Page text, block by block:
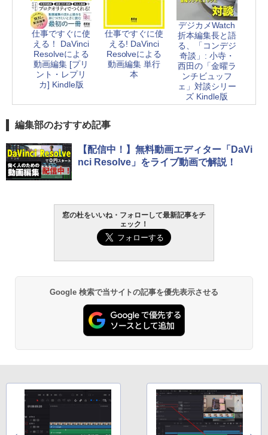
仕事ですぐに使
える！ DaVinci
Resolveによる
動画編集 [プリ
ント・レプリ
カ] Kindle版
仕事ですぐに使
える! DaVinci
Resolveによる
動画編集 単行
本
デジカメWatch
折本編集長と語
る、「コンデジ
奇談」: 小寺・
西田の「金曜ラ
ンチビュッフ
ェ」対談シリー
ズ Kindle版
編集部のおすすめ記事
【配信中！】無料動画エディター「DaVi
nci Resolve」をライブ動画で解説！
窓の杜をいいね・フォローして最新記事をチ
ェック！
Google 検索で当サイトの記事を優先表示させる